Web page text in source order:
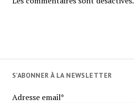
S'ABONNER À LA NEWSLETTER
Adresse email*